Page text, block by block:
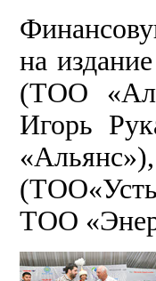
на
(ТОО
Игорь
ТОО